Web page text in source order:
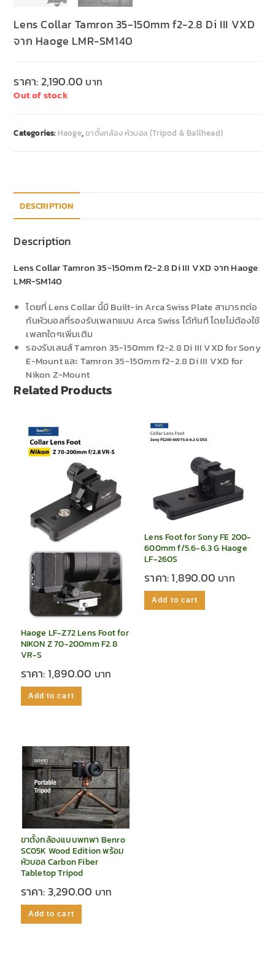
Lens Collar Tamron 35-150mm f2-2.8 Di III VXD
จาก Haoge LMR-SM140
ราคา:2,190.00
Out of stock
Categories: Haoge,ขาตั้งกล้อง หัวบอล (Tripod & Ballhead)
DESCRIPTION
Description
Lens Collar Tamron 35-150mm f2-2.8 Di III VXD จาก Haoge
LMR-SM140
โดยที่ Lens Collar นี้มี Built-in Arca Swiss Plate สามารถต่อ
กับหัวบอลที่รองรับเพลทแบบ Arca Swiss ได้ทันที โดยไม่ต้องใช้
เพลทใดๆเพิ่มเติม
รองรับเลนส์ Tamron 35-150mm f2-2.8 Di III VXD for Sony
E-Mount และ Tamron 35-150mm f2-2.8 Di III VXD for
Nikon Z-Mount
Related Products
Haoge LF-Z72 Lens Foot for
NIKON Z 70-200mm F2.8
VR-S
ราคา:1,890.00
Add to cart
Lens Foot for Sony FE 200-
600mm f/5.6-6.3 G Haoge
LF-260S
ราคา:1,890.00
Add to cart
ขาตั้งกล้องแบบพกพา Benro
SC05K Wood Edition พร้อม
หัวบอล Carbon Fiber
Tabletop Tripod
ราคา:3,290.00
Add to cart